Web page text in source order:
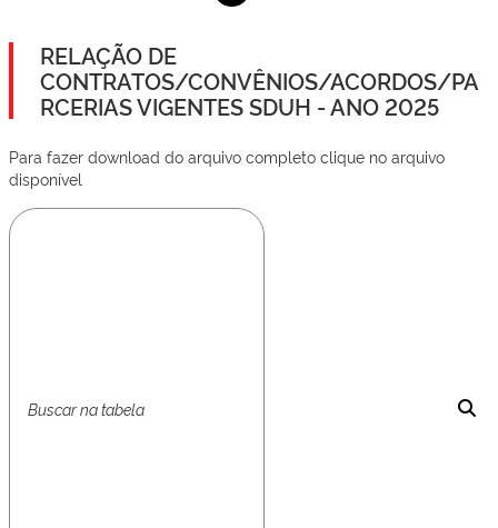
RELAÇÃO DE
CONTRATOS/CONVÊNIOS/ACORDOS/PA
RCERIAS VIGENTES SDUH - ANO 2025
Para fazer download do arquivo completo clique no arquivo
disponível